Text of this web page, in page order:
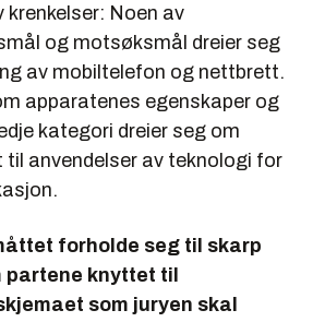
krenkelser: Noen av
og motsøksmål dreier seg
av mobiltelefon og nettbrett.
apparatenes egenskaper og
kategori dreier seg om
anvendelser av teknologi for
forholde seg til skarp
partene knyttet til
som juryen skal